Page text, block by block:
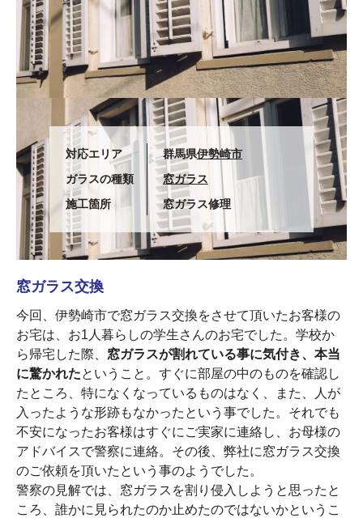
対応エリア 群馬県伊勢崎市
ガラスの種類
窓ガラス
施工箇所
窓ガラス修理
窓ガラス交換
今回、伊勢崎市で窓ガラス交換をさせて頂いたお客様の
お宅は、お1人暮らしの学生さんのお宅でした。学校か
ら帰宅した際、 窓ガラスが割れている事に気付き、本当
に驚かれたということ。すぐに部屋の中のものを確認し
たところ、特になくなっているものはなく、また、人が
入ったような形跡もなかったという事でした。それでも
不安になったお客様はすぐにご実家に連絡し、お母様の
アドバイスで警察に連絡。その後、弊社に窓ガラス交換
のご依頼を頂いたという事のようでした。
警察の見解では、窓ガラスを割り侵入しようと思ったと
ころ、誰かに見られたのか止めたのではないかというこ